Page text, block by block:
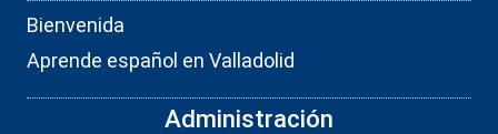
Bienvenida
Aprende español en Valladolid
Administración